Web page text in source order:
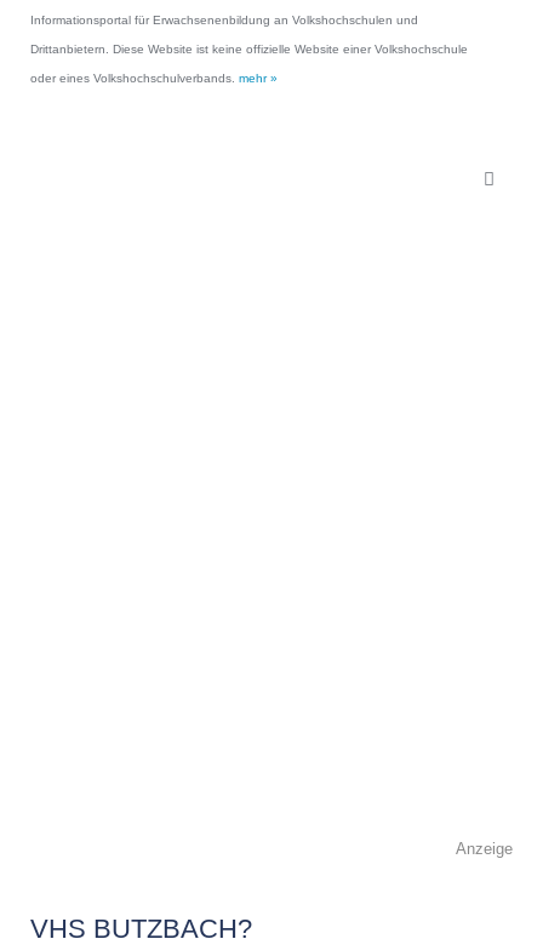
Informationsportal für Erwachsenenbildung an Volkshochschulen und
Drittanbietern. Diese Website ist keine offizielle Website einer Volkshochschule
oder eines Volkshochschulverbands. mehr »
Anzeige
VHS BUTZBACH?